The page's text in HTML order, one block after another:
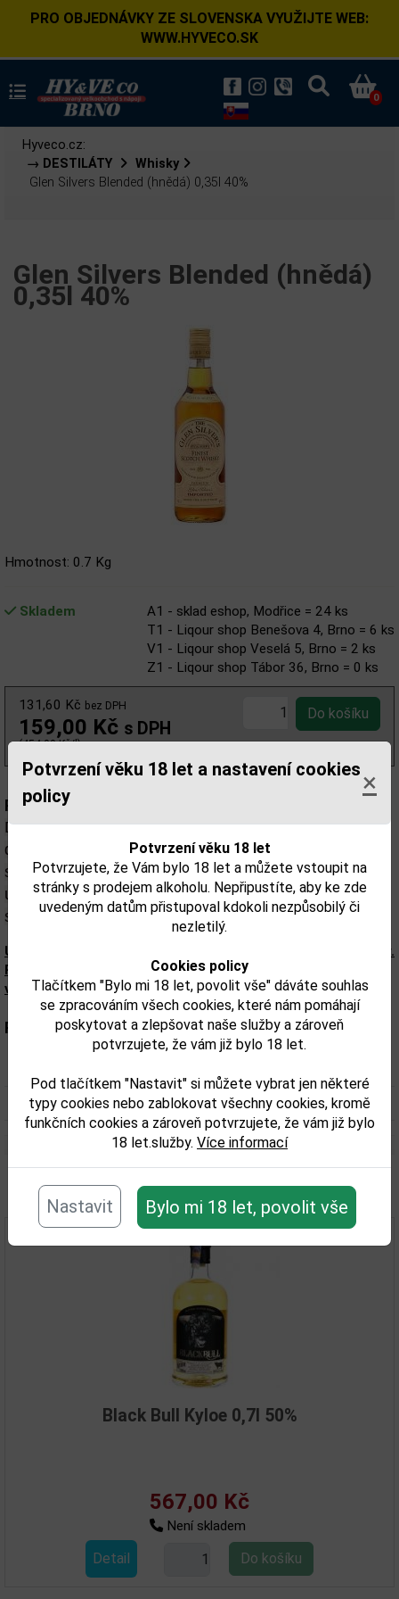
Potvrzení věku 18 let a nastavení cookies
policy
×
Potvrzení věku 18 let
Potvrzujete, že Vám bylo 18 let a můžete vstoupit na
stránky s prodejem alkoholu. Nepřipustíte, aby ke zde
uvedeným datům přistupoval kdokoli nezpůsobilý či
nezletilý.
Cookies policy
Tlačítkem "Bylo mi 18 let, povolit vše" dáváte souhlas
se zpracováním všech cookies, které nám pomáhají
poskytovat a zlepšovat naše služby a zároveň
potvrzujete, že vám již bylo 18 let.
Pod tlačítkem "Nastavit" si můžete vybrat jen některé
typy cookies nebo zablokovat všechny cookies, kromě
funkčních cookies a zároveň potvrzujete, že vám již bylo
18 let.služby. Více informací
Nastavit Bylo mi 18 let, povolit vše
PRO OBJEDNÁVKY ZE SLOVENSKA VYUŽIJTE WEB:
WWW.HYVECO.SK
0
Hyveco.cz:
→ DESTILÁTY
Whisky
Glen Silvers Blended (hnědá) 0,35l 40%
Glen Silvers Blended (hnědá)
0,35l 40%
Hmotnost: 0.7 Kg
Skladem
A1 - sklad eshop, Modřice = 24 ks
T1 - Liqour shop Benešova 4, Brno = 6 ks
V1 - Liqour shop Veselá 5, Brno = 2 ks
Z1 - Liqour shop Tábor 36, Brno = 0 ks
131,60 Kč bez DPH
159,00 Kč s DPH
(454,00 Kč/l)
Popis:
Do skla teče staré zlato s měděným leskem.Vůně je
dobře definována vyzrálými obilnými alkoholy s tóny
sladového ječmene a jemnými, svěžími a dobře
umístěnými tóny.Na patře je tato whisky hedvábná se
střední viskozitou.
Upozorňujeme, že tento produkt může obsahovat alergeny.
Přesné složení a alergeny jsou k dispozici na obalu
výrobku. Zkontrolujte prosím před konzumací.
Parametry:
Objem obalu (L): 0,35
Související zboží
Black Bull Kyloe 0,7l 50%
567,00 Kč
Není skladem
Detail